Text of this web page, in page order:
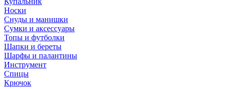
Носки
Снуды и манишки
Сумки и аксессуары
Топы и футболки
Шапки и береты
Шарфы и палантины
Инструмент
Спицы
Крючок